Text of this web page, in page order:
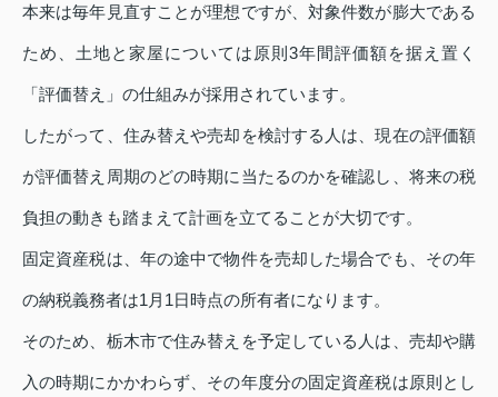
本来は毎年見直すことが理想ですが、対象件数が膨大である
ため、土地と家屋については原則3年間評価額を据え置く
「評価替え」の仕組みが採用されています。
したがって、住み替えや売却を検討する人は、現在の評価額
が評価替え周期のどの時期に当たるのかを確認し、将来の税
負担の動きも踏まえて計画を立てることが大切です。
固定資産税は、年の途中で物件を売却した場合でも、その年
の納税義務者は1月1日時点の所有者になります。
そのため、栃木市で住み替えを予定している人は、売却や購
入の時期にかかわらず、その年度分の固定資産税は原則とし